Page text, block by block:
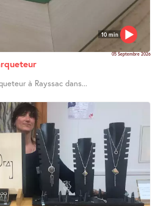
10 min
05 Septembre 2026
à Rayssac dans...